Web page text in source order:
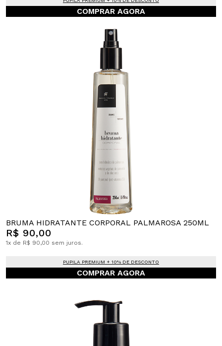
COMPRAR AGORA
BRUMA HIDRATANTE CORPORAL PALMAROSA 250ML
R$ 90,00
1x de R$ 90,00 sem juros.
PUPILA PREMIUM + 10% DE DESCONTO
COMPRAR AGORA